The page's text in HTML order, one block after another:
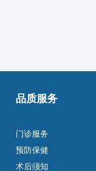
品质服务
门诊服务
预防保健
术后须知